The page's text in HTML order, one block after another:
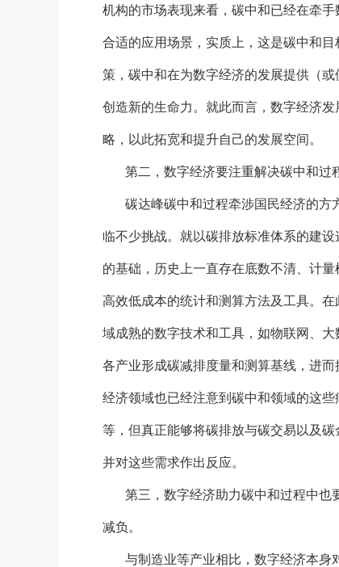
机构的市场表现来看，碳中和已经在牵
合适的应用场景，实质上，这是碳中和
策，碳中和在为数字经济的发展提供（
创造新的生命力。就此而言，数字经济
略，以此拓宽和提升自己的发展空间。
第二，数字经济要注重解决碳中和过
碳达峰碳中和过程牵涉国民经济的方
临不少挑战。就以碳排放标准体系的建
的基础，历史上一直存在底数不清、计
高效低成本的统计和测算方法及工具。
域成熟的数字技术和工具，如物联网、
各产业形成碳减排度量和测算基线，进
经济领域也已经注意到碳中和领域的这
等，但真正能够将碳排放与碳交易以及
并对这些需求作出反应。
第三，数字经济助力碳中和过程中也
减负。
与制造业等产业相比，数字经济本身